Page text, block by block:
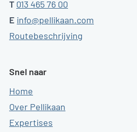
T 013 465 76 00
E info@pellikaan.com
Routebeschrijving
Snel naar
Home
Over Pellikaan
Expertises